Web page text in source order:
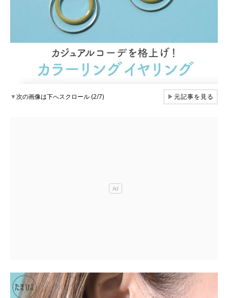
▼次の画像は下へスクロール (2/7) ▶元記事を見る